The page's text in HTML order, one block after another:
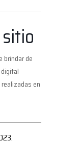
brindar de
en